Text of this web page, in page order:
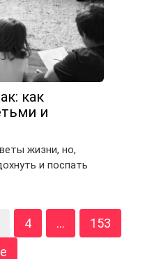
как
и
жизни, но,
и поспать
4 …
153